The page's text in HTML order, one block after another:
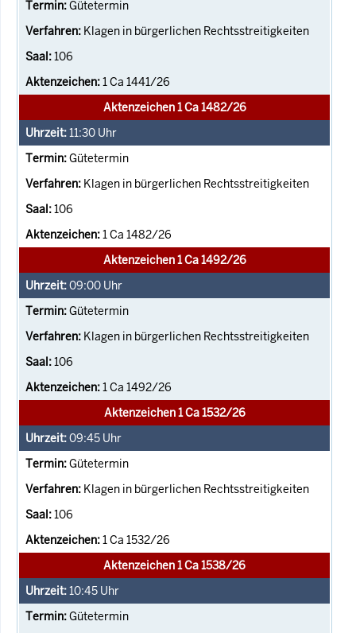
Gütetermin
Klagen in bürgerlichen Rechtsstreitigkeiten
106
1 Ca 1441/26
Aktenzeichen 1 Ca 1482/26
11:30 Uhr
Gütetermin
Klagen in bürgerlichen Rechtsstreitigkeiten
106
1 Ca 1482/26
Aktenzeichen 1 Ca 1492/26
09:00 Uhr
Gütetermin
Klagen in bürgerlichen Rechtsstreitigkeiten
106
1 Ca 1492/26
Aktenzeichen 1 Ca 1532/26
09:45 Uhr
Gütetermin
Klagen in bürgerlichen Rechtsstreitigkeiten
106
1 Ca 1532/26
Aktenzeichen 1 Ca 1538/26
10:45 Uhr
Gütetermin